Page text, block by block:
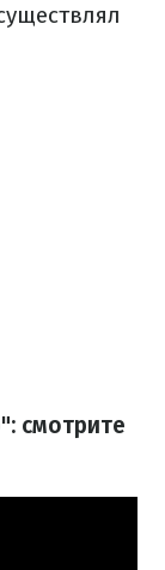
смотрите